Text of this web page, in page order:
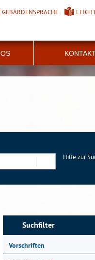
GEBÄRDENSPRACHE
Hilfe zur
Suchfilter
Vorschriften